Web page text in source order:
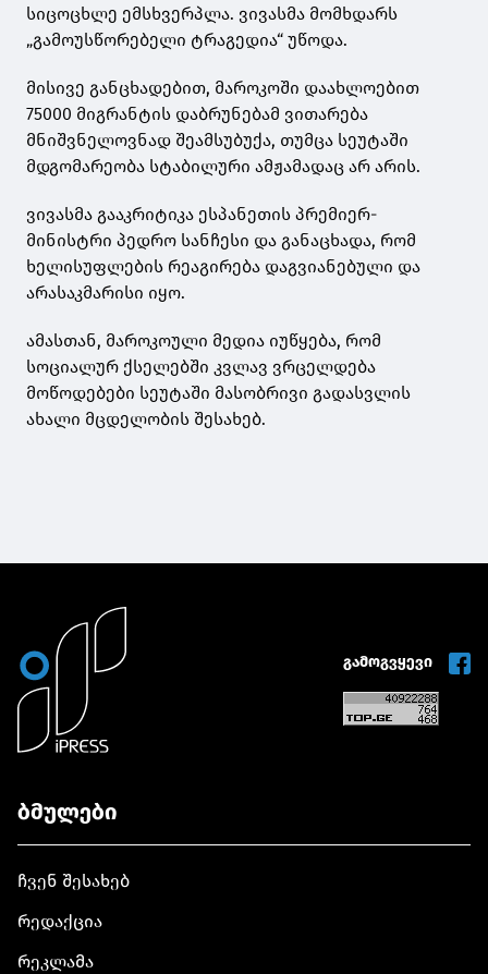
სიცოცხლე ემსხვერპლა. ვივასმა მომხდარს
„გამოუსწორებელი ტრაგედია“ უწოდა.
მისივე განცხადებით, მაროკოში დაახლოებით
75000 მიგრანტის დაბრუნებამ ვითარება
მნიშვნელოვნად შეამსუბუქა, თუმცა სეუტაში
მდგომარეობა სტაბილური ამჟამადაც არ არის.
ვივასმა გააკრიტიკა ესპანეთის პრემიერ-
მინისტრი პედრო სანჩესი და განაცხადა, რომ
ხელისუფლების რეაგირება დაგვიანებული და
არასაკმარისი იყო.
ამასთან, მაროკოული მედია იუწყება, რომ
სოციალურ ქსელებში კვლავ ვრცელდება
მოწოდებები სეუტაში მასობრივი გადასვლის
ახალი მცდელობის შესახებ.
გამოგვყევი
ბმულები
ჩვენ შესახებ
რედაქცია
რეკლამა